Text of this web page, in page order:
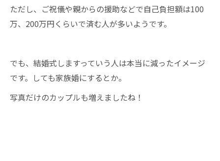
ただし、ご祝儀や親からの援助などで自己負担額は100
万、200万円くらいで済む人が多いようです。
でも、結婚式しますっていう人は本当に減ったイメージ
です。しても家族婚にするとか。
写真だけのカップルも増えましたね！